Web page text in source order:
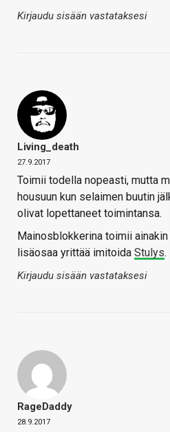
Kirjaudu sisään vastataksesi
Living_death
27.9.2017
Toimii todella nopeasti, mutta
housuun kun selaimen buutin
olivat lopettaneet toimintansa.
Mainosblokkerina toimii ainakin
lisäosaa yrittää imitoida Stulys.
Kirjaudu sisään vastataksesi
RageDaddy
28.9.2017